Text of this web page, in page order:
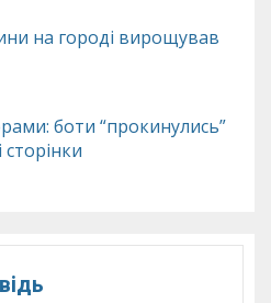
на городі вирощував
боти “прокинулись”